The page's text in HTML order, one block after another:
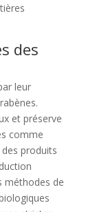
des
leur
et préserve
comme
produits
méthodes de